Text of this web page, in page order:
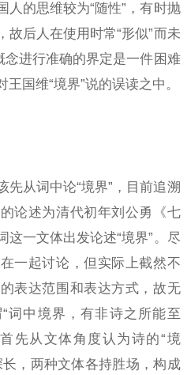
人的思维较为“随性”，有时抛
故后人在使用时常“形似”而未
念进行准确的界定是一件困难
国维“境界”说的误读之中。
先从词中论“境界”，目前追溯
论述为清代初年刘公勇《七
这一文体出发论述“境界”。尽
一起讨论，但实际上截然不
表达范围和表达方式，故无
词中境界，有非诗之所能至
先从文体角度认为诗的“境
，两种文体各持胜场，构成